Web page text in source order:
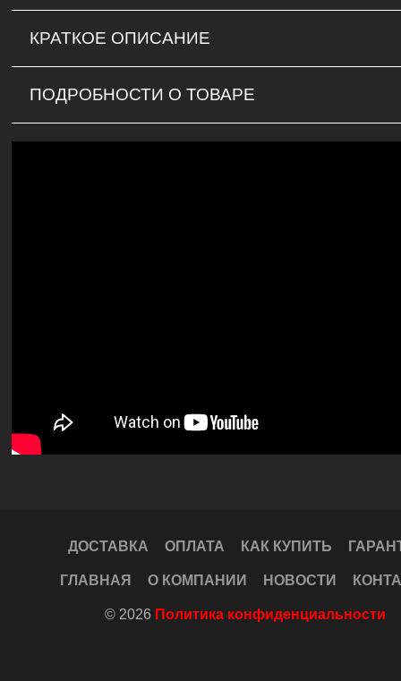
КРАТКОЕ ОПИСАНИЕ
ПОДРОБНОСТИ О ТОВАРЕ
ДОСТАВКА ОПЛАТА КАК КУПИТЬ
ГЛАВНАЯ О КОМПАНИИ НОВОСТИ
© 2026 Политика конфиденциальности